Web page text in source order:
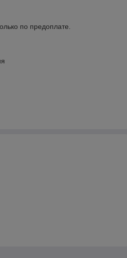
по предоплате.